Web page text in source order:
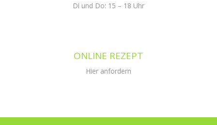
Di und Do: 15 – 18 Uhr
ONLINE REZEPT
Hier anfordern